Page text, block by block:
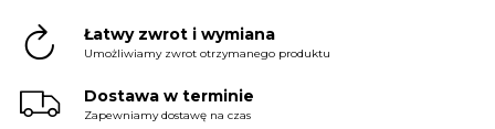
Łatwy zwrot i wymiana
Umożliwiamy zwrot otrzymanego produktu
Dostawa w terminie
Zapewniamy dostawę na czas